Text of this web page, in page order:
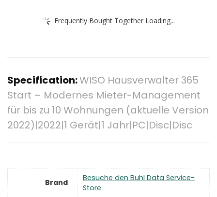
Frequently Bought Together Loading...
Specification:WISO Hausverwalter 365
Start – Modernes Mieter-Management
für bis zu 10 Wohnungen (aktuelle Version
2022)|2022|1 Gerät|1 Jahr|PC|Disc|Disc
Brand
Besuche den Buhl Data Service-
Store